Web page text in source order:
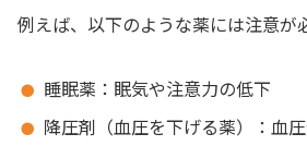
例えば、以下のような薬には注意が
睡眠薬：眠気や注意力の低下
降圧剤（血圧を下げる薬）：血